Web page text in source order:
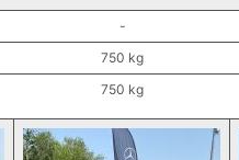
-
750 kg
750 kg